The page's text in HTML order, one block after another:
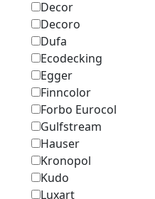
Decor
Decoro
Dufa
Ecodecking
Egger
Finncolor
Forbo Eurocol
Gulfstream
Hauser
Kronopol
Kudo
Luxart